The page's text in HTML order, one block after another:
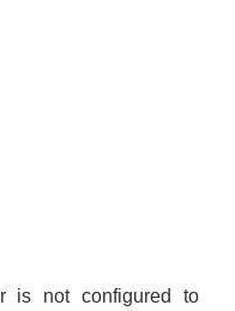
is not configured to